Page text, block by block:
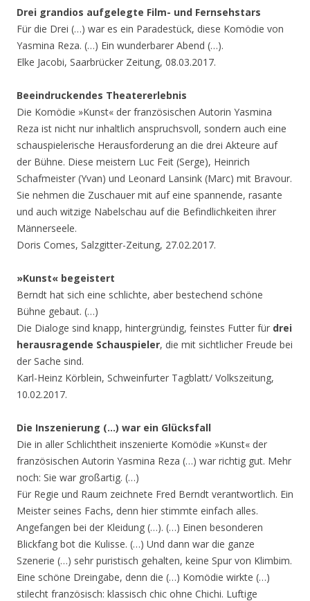
Drei grandios aufgelegte Film- und Fernsehstars
Für die Drei (…) war es ein Paradestück, diese Komödie von
Yasmina Reza. (…) Ein wunderbarer Abend (…).
Elke Jacobi, Saarbrücker Zeitung, 08.03.2017.
Beeindruckendes Theatererlebnis
Die Komödie »Kunst« der französischen Autorin Yasmina
Reza ist nicht nur inhaltlich anspruchsvoll, sondern auch eine
schauspielerische Herausforderung an die drei Akteure auf
der Bühne. Diese meistern Luc Feit (Serge), Heinrich
Schafmeister (Yvan) und Leonard Lansink (Marc) mit Bravour.
Sie nehmen die Zuschauer mit auf eine spannende, rasante
und auch witzige Nabelschau auf die Befindlichkeiten ihrer
Männerseele.
Doris Comes, Salzgitter-Zeitung, 27.02.2017.
»Kunst« begeistert
Berndt hat sich eine schlichte, aber bestechend schöne
Bühne gebaut. (…)
Die Dialoge sind knapp, hintergründig, feinstes Futter für drei
herausragende Schauspieler, die mit sichtlicher Freude bei
der Sache sind.
Karl-Heinz Körblein, Schweinfurter Tagblatt/ Volkszeitung,
10.02.2017.
Die Inszenierung (…) war ein Glücksfall
Die in aller Schlichtheit inszenierte Komödie »Kunst« der
französischen Autorin Yasmina Reza (…) war richtig gut. Mehr
noch: Sie war großartig. (…)
Für Regie und Raum zeichnete Fred Berndt verantwortlich. Ein
Meister seines Fachs, denn hier stimmte einfach alles.
Angefangen bei der Kleidung (…). (…) Einen besonderen
Blickfang bot die Kulisse. (…) Und dann war die ganze
Szenerie (…) sehr puristisch gehalten, keine Spur von Klimbim.
Eine schöne Dreingabe, denn die (…) Komödie wirkte (…)
stilecht französisch: klassisch chic ohne Chichi. Luftige